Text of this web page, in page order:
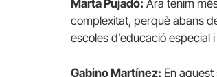
Marta Pujadó: Ara tenim
complexitat, perquè abans
escoles d’educació especial
Gabino Martínez: En